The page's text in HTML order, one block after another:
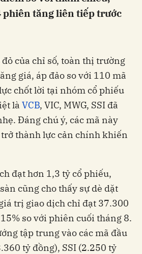
phiên tăng liên tiếp trước
của chỉ số, toàn thị trường
giá, áp đảo so với 110 mã
chốt lời tại nhóm cổ phiếu
là VCB, VIC, MWG, SSI đã
Đáng chú ý, các mã này
thành lực cản chính khiến
đạt hơn 1,3 tỷ cổ phiếu,
cũng cho thấy sự dè dặt
trị giao dịch chỉ đạt 37.300
so với phiên cuối tháng 8.
tập trung vào các mã đầu
tỷ đồng), SSI (2.250 tỷ